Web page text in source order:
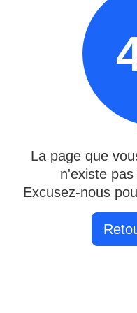
La page que
n'existe
Excusez-nous